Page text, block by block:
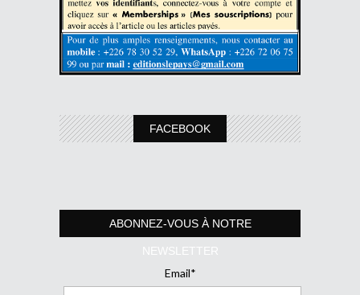
FACEBOOK
ABONNEZ-VOUS À NOTRE
NEWSLETTER
Email*